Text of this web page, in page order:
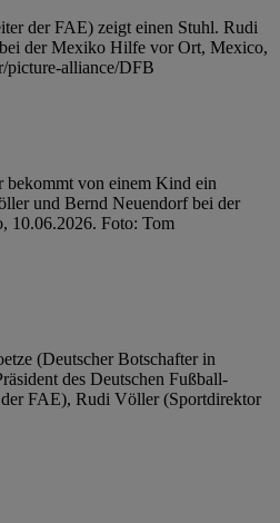
der FAE) zeigt einen Stuhl. Rudi
der Mexiko Hilfe vor Ort, Mexico,
picture-alliance/DFB
bekommt von einem Kind ein
und Bernd Neuendorf bei der
10.06.2026. Foto: Tom
(Deutscher Botschafter in
des Deutschen Fußball-
FAE), Rudi Völler (Sportdirektor